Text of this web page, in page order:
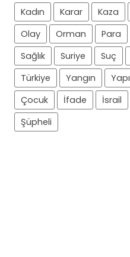
Kadın
Karar Kaza
Olay
Orman Para
Sağlık
Suriye Suç
Türkiye
Yangın Yapı
Çocuk
İfade İsrail
Şüpheli